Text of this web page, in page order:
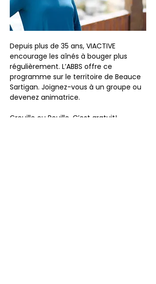
Depuis plus de 35 ans, VIACTIVE
encourage les aînés à bouger plus
régulièrement. L’ABBS offre ce
programme sur le territoire de Beauce
Sartigan. Joignez-vous à un groupe ou
devenez animatrice.
Grouille ou Rouille. C’est gratuit!